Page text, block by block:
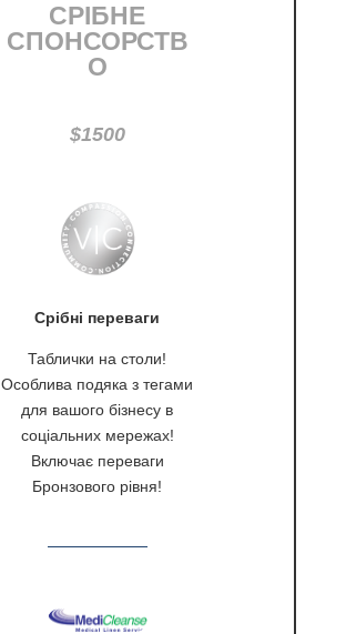
СРІБНЕ
СПОНСОРСТВ
О
$1500
Срібні переваги
Таблички на столи!
Особлива подяка з тегами
для вашого бізнесу в
соціальних мережах!
Включає переваги
Бронзового рівня!